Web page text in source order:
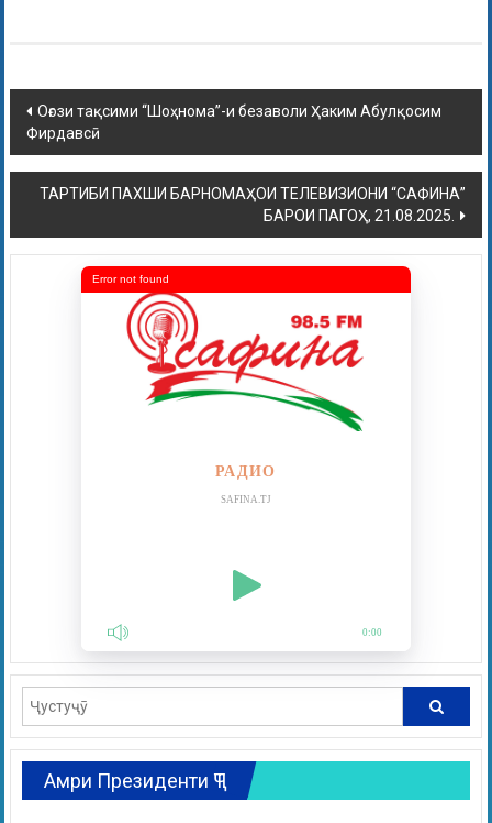
Оғози тақсими “Шоҳнома”-и безаволи Ҳаким Абулқосим
Фирдавсӣ
ТАРТИБИ ПАХШИ БАРНОМАҲОИ ТЕЛЕВИЗИОНИ “САФИНА”
БАРОИ ПАГОҲ, 21.08.2025.
РАДИО
SAFINA.TJ
0:00
Error not found
Амри Президенти ҶТ